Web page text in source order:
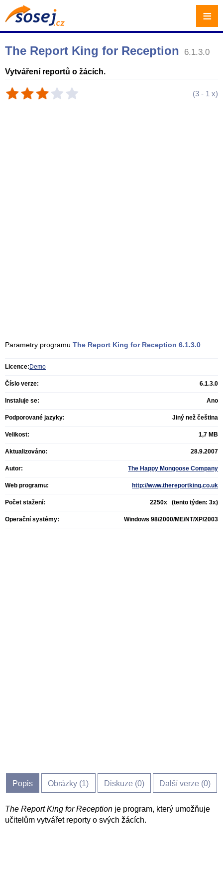
The Report King for Reception 6.1.3.0
Vytváření reportů o žácích.
(3 - 1 x)
Parametry programu The Report King for Reception 6.1.3.0
Licence: Demo
Číslo verze: 6.1.3.0
Instaluje se: Ano
Podporované jazyky: Jiný než čeština
Velikost: 1,7 MB
Aktualizováno: 28.9.2007
Autor: The Happy Mongoose Company
Web programu: http://www.thereportking.co.uk
Počet stažení: 2250x (tento týden: 3x)
Operační systémy: Windows 98/2000/ME/NT/XP/2003
Popis Obrázky (1) Diskuze (0) Další verze (0)
The Report King for Reception je program, který umožňuje
učitelům vytvářet reporty o svých žácích.
≡